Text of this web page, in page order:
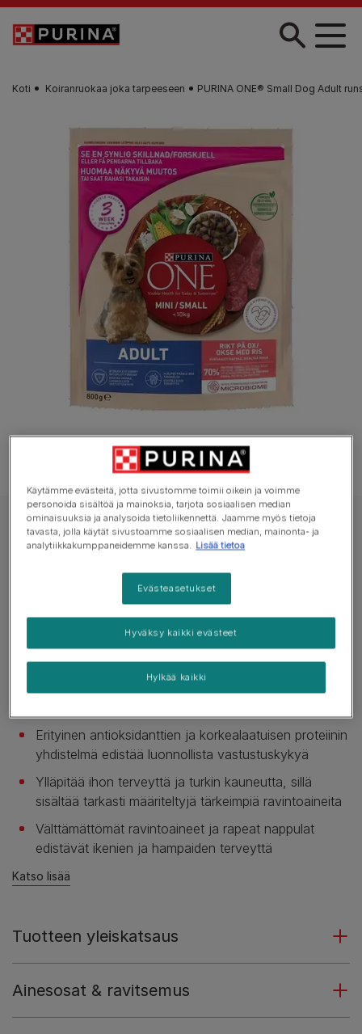
Skip to main content
Koti Koiranruokaa joka tarpeeseen PURINA ONE® Small Dog Adult
PURINA ONE Koiran Kuivaruoka
PURINA ONE® Small Dog Adult runsaasti
Ei vielä ääniä
Saatavilla pakkauksissa: 800g 1,5kg
Erityinen antioksidanttien ja korkealaatuisen proteiinin
yhdistelmä edistää luonnollista vastustuskykyä
Ylläpitää ihon terveyttä ja turkin kauneutta, sillä
sisältää tarkasti määriteltyjä tärkeimpiä ravintoaineita
Välttämättömät ravintoaineet ja rapeat nappulat
edistävät ikenien ja hampaiden terveyttä
Katso lisää
Tuotteen yleiskatsaus
Ainesosat & ravitsemus
Käytämme evästeitä, jotta sivustomme toimii oikein ja voimme
personoida sisältöä ja mainoksia, tarjota sosiaalisen median
ominaisuuksia ja analysoida tietoliikennettä. Jaamme myös tietoja
tavasta, jolla käytät sivustoamme sosiaalisen median, mainonta- ja
analytiikkakumppaneidemme kanssa. Lisää tietoa
Evästeasetukset
Hylkää kaikki
Hyväksy kaikki evästeet